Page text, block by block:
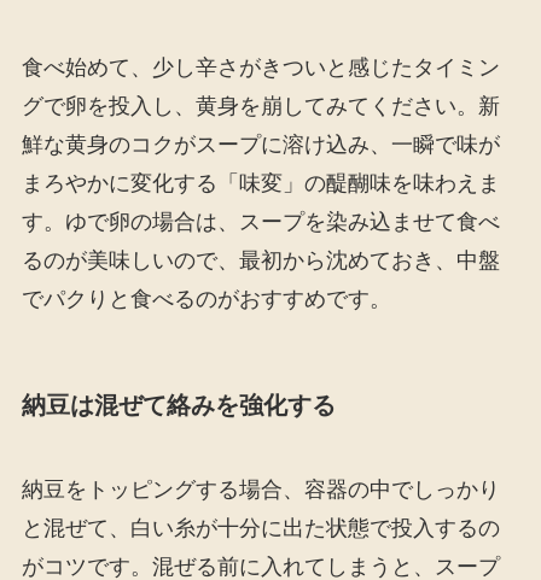
食べ始めて、少し辛さがきついと感じたタイミン
グで卵を投入し、黄身を崩してみてください。新
鮮な黄身のコクがスープに溶け込み、一瞬で味が
まろやかに変化する「味変」の醍醐味を味わえま
す。ゆで卵の場合は、スープを染み込ませて食べ
るのが美味しいので、最初から沈めておき、中盤
でパクりと食べるのがおすすめです。
納豆は混ぜて絡みを強化する
納豆をトッピングする場合、容器の中でしっかり
と混ぜて、白い糸が十分に出た状態で投入するの
がコツです。混ぜる前に入れてしまうと、スープ